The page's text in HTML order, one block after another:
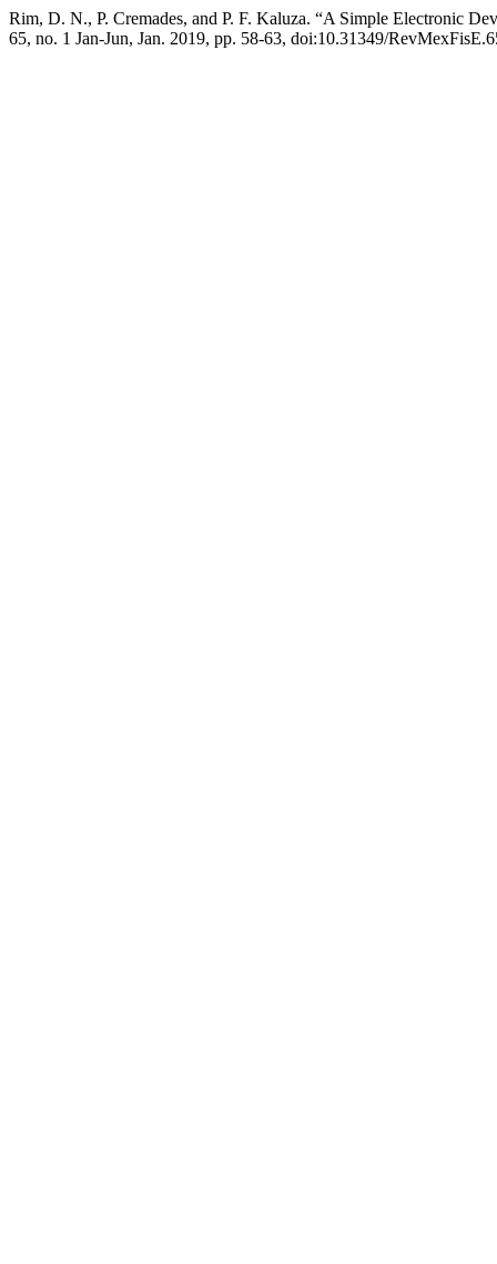
Rim, D. N., P. Cremades, and P. F. Kaluza. “A Simple Electronic
65, no. 1 Jan-Jun, Jan. 2019, pp. 58-63, doi:10.31349/